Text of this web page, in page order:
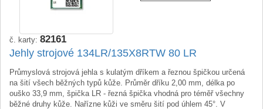
č. karty: 82161
Jehly strojové 134LR/135X8RTW 80 LR
Průmyslová strojová jehla s kulatým dříkem a řeznou špičkou určená
na šití všech běžných typů kůže. Průměr dříku 2,00 mm, délka po
ouško 33,9 mm, špička LR - řezná špička vhodná pro téměř všechny
běžné druhy kůže. Nařízne kůži ve směru šití pod úhlem 45°. V